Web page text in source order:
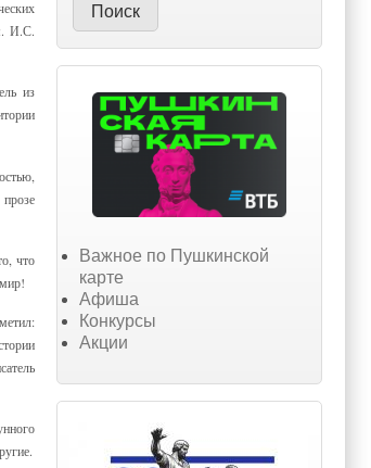
И.С.
из
что
Важное по Пушкинской
карте
Афиша
Конкурсы
Акции